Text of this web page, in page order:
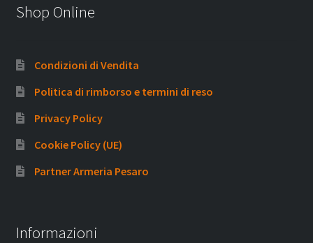
Shop Online
Condizioni di Vendita
Politica di rimborso e termini di reso
Privacy Policy
Cookie Policy (UE)
Partner Armeria Pesaro
Informazioni